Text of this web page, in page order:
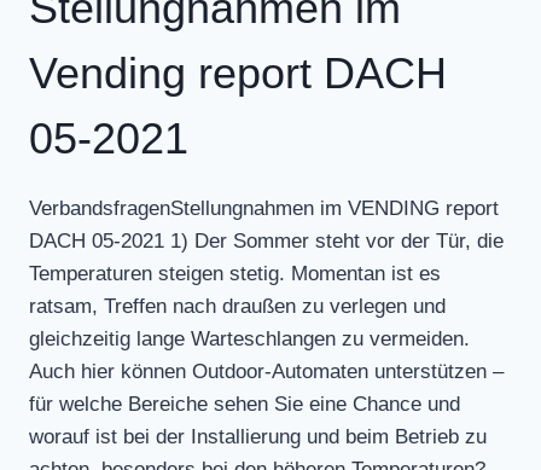
DACH
10-
Vending report DACH
05-2021
VerbandsfragenStellungnahmen im VENDING report
DACH 05-2021 1) Der Sommer steht vor der Tür, die
Temperaturen steigen stetig. Momentan ist es
ratsam, Treffen nach draußen zu verlegen und
gleichzeitig lange Warteschlangen zu vermeiden.
Auch hier können Outdoor-Automaten unterstützen –
für welche Bereiche sehen Sie eine Chance und
worauf ist bei der Installierung und beim Betrieb zu